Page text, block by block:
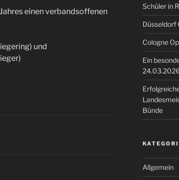
einen verbandsoffenen
und
Schüler in
Düsseldorf
Cologne
Ein
Bünde
Allgemein